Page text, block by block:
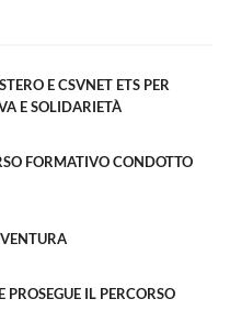
E CSVNET ETS PER
E SOLIDARIETÀ
FORMATIVO CONDOTTO
IL PERCORSO